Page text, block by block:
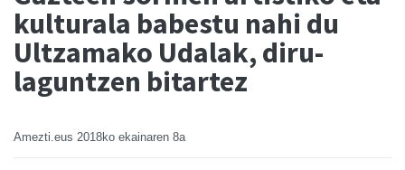
kulturala babestu nahi du
Ultzamako Udalak, diru-
laguntzen bitartez
Amezti.eus 2018ko ekainaren 8a